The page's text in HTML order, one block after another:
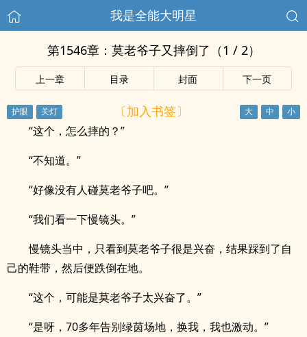
我是全能大明星
第1546章：莫老爷子又摔倒了（1 / 2）
上一章 目录 封面 下一页
〔加入书签〕
“这个，怎么摔的？”
“不知道。”
“好像没有人碰莫老爷子吧。”
“我们看一下慢镜头。”
慢镜头当中，只看到莫老爷子很是兴奋，结果踩到了自
己的鞋带，然后便跌倒在地。
“这个，可能是莫老爷子太兴奋了。”
“是呀，70多年告别绿茵场地，换我，我也激动。”